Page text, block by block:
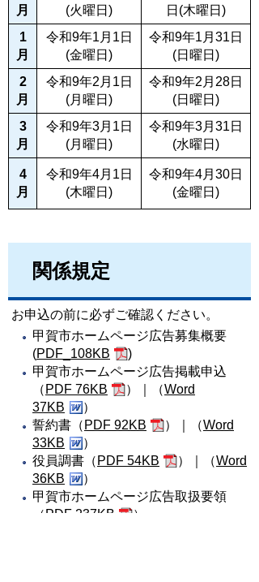
月
(火曜日 )
日(木曜日 )
1
月
令和9年1月1日
(金曜日 )
令和9年1月31日
(日 曜日 )
2
月
令和9年2月1日
(月 曜日 )
令和9年2月28日
(日 曜日 )
3
月
令和9年3月1日
(月 曜日 )
令和9年3月31日
(水曜日 )
4
月
令和9年4月1日
(木曜日 )
令和9年4月30日
(金曜日 )
関係規定
お申込の前に必ずご確認ください。
甲賀市ホームページ広告募集概要
(PDF_108KB
)
甲賀市ホームページ広告掲載申込
（ PDF 76KB ）｜（Word
37KB
）
誓約書（ PDF 92KB ）｜（Word
33KB
）
役員調書（ PDF 54KB ）｜（Word
36KB
）
甲賀市ホームページ広告取扱要領
（PDF 237KB
）